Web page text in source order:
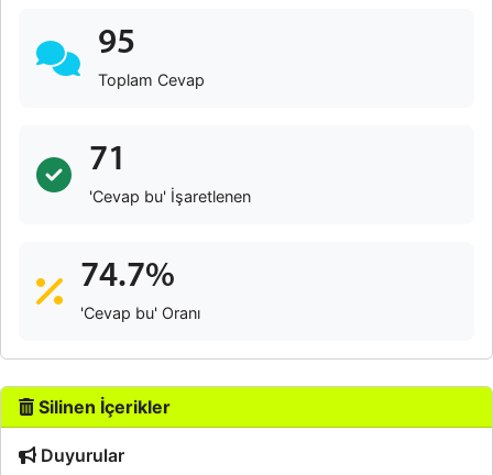
95
Toplam Cevap
71
'Cevap bu' İşaretlenen
74.7%
'Cevap bu' Oranı
Silinen İçerikler
Duyurular